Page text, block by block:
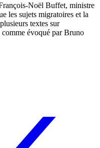
Noël Buffet, ministre
les sujets migratoires et la
textes sur
évoqué par Bruno